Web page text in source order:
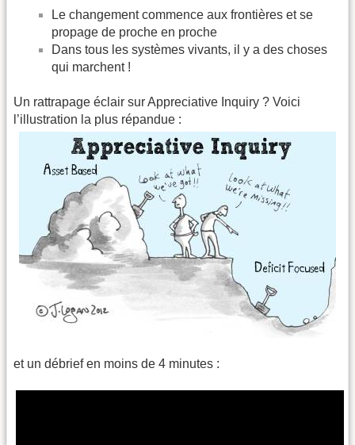
Le changement commence aux frontières et se
propage de proche en proche
Dans tous les systèmes vivants, il y a des choses
qui marchent !
Un rattrapage éclair sur Appreciative Inquiry ? Voici
l’illustration la plus répandue :
et un débrief en moins de 4 minutes :